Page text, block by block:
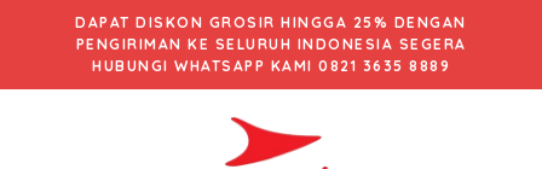
DAPAT DISKON GROSIR HINGGA 25% DENGAN
PENGIRIMAN KE SELURUH INDONESIA SEGERA
HUBUNGI WHATSAPP KAMI 0821 3635 8889